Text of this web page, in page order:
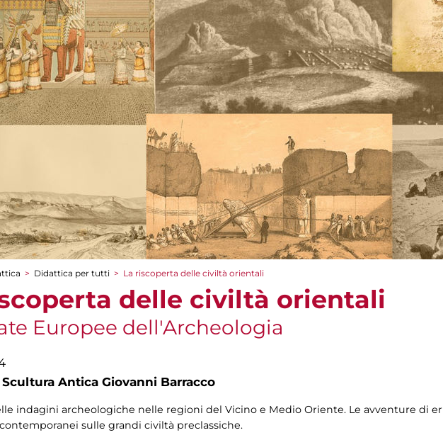
> Didattica per tutti > La riscoperta delle civiltà orientali
delle civiltà orientali
Europee dell'Archeologia
Antica Giovanni Barracco
indagini archeologiche nelle regioni del Vicino e Medio Oriente. Le avventure di
sulle grandi civiltà preclassiche.